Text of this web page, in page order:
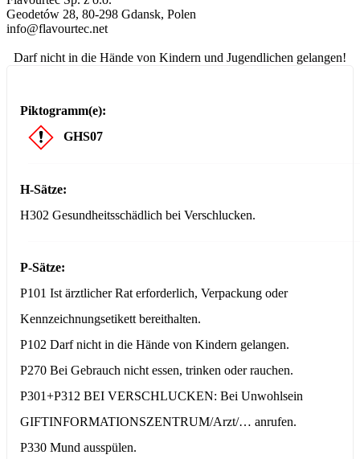
Geodetów 28, 80-298 Gdansk, Polen
info@flavourtec.net
Darf nicht in die Hände von Kindern und Jugendlichen gelangen!
Piktogramm(e):
GHS07
H-Sätze:
H302 Gesundheitsschädlich bei Verschlucken.
P-Sätze:
P101 Ist ärztlicher Rat erforderlich, Verpackung oder
Kennzeichnungsetikett bereithalten.
P102 Darf nicht in die Hände von Kindern gelangen.
P270 Bei Gebrauch nicht essen, trinken oder rauchen.
P301+P312 BEI VERSCHLUCKEN: Bei Unwohlsein
GIFTINFORMATIONSZENTRUM/Arzt/… anrufen.
P330 Mund ausspülen.